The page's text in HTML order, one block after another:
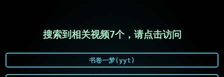
搜索到相关视频7个，请点击访问
书卷一梦(yyt)